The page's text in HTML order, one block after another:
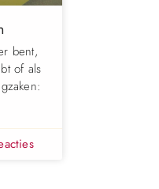
bent,
of als